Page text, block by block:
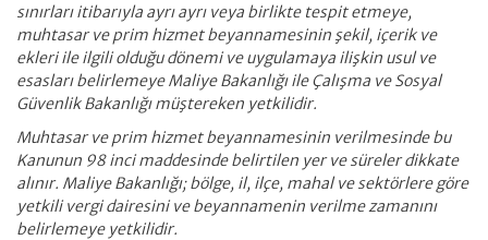
sınırları itibarıyla ayrı ayrı veya birlikte tespit etmeye,
muhtasar ve prim hizmet beyannamesinin şekil, içerik ve
ekleri ile ilgili olduğu dönemi ve uygulamaya ilişkin usul ve
esasları belirlemeye Maliye Bakanlığı ile Çalışma ve Sosyal
Güvenlik Bakanlığı müştereken yetkilidir.
Muhtasar ve prim hizmet beyannamesinin verilmesinde bu
Kanunun 98 inci maddesinde belirtilen yer ve süreler dikkate
alınır. Maliye Bakanlığı; bölge, il, ilçe, mahal ve sektörlere göre
yetkili vergi dairesini ve beyannamenin verilme zamanını
belirlemeye yetkilidir.